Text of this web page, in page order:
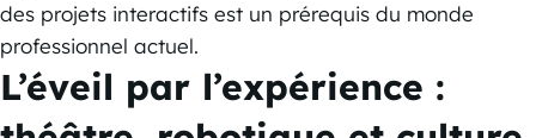
des projets interactifs est un prérequis du monde
professionnel actuel.
L’éveil par l’expérience :